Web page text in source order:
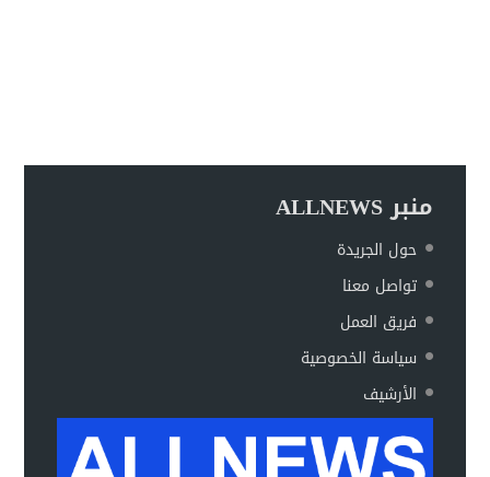
منبر ALLNEWS
حول الجريدة
تواصل معنا
فريق العمل
سياسة الخصوصية
الأرشيف